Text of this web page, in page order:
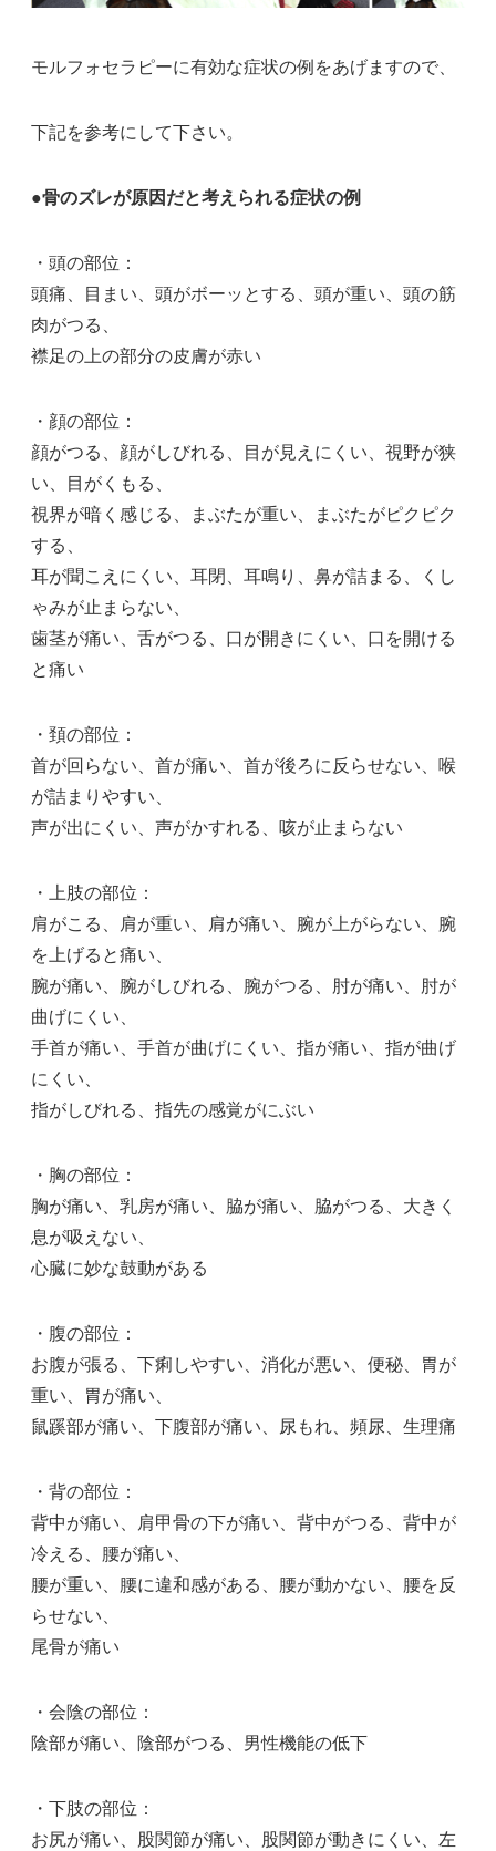
モルフォセラピーに有効な症状の例をあげますので、
下記を参考にして下さい。
●骨のズレが原因だと考えられる症状の例
・頭の部位：
頭痛、目まい、頭がボーッとする、頭が重い、頭の筋
肉がつる、
襟足の上の部分の皮膚が赤い
・顔の部位：
顔がつる、顔がしびれる、目が見えにくい、視野が狭
い、目がくもる、
視界が暗く感じる、まぶたが重い、まぶたがピクピク
する、
耳が聞こえにくい、耳閉、耳鳴り、鼻が詰まる、くし
ゃみが止まらない、
歯茎が痛い、舌がつる、口が開きにくい、口を開ける
と痛い
・頚の部位：
首が回らない、首が痛い、首が後ろに反らせない、喉
が詰まりやすい、
声が出にくい、声がかすれる、咳が止まらない
・上肢の部位：
肩がこる、肩が重い、肩が痛い、腕が上がらない、腕
を上げると痛い、
腕が痛い、腕がしびれる、腕がつる、肘が痛い、肘が
曲げにくい、
手首が痛い、手首が曲げにくい、指が痛い、指が曲げ
にくい、
指がしびれる、指先の感覚がにぶい
・胸の部位：
胸が痛い、乳房が痛い、脇が痛い、脇がつる、大きく
息が吸えない、
心臓に妙な鼓動がある
・腹の部位：
お腹が張る、下痢しやすい、消化が悪い、便秘、胃が
重い、胃が痛い、
鼠蹊部が痛い、下腹部が痛い、尿もれ、頻尿、生理痛
・背の部位：
背中が痛い、肩甲骨の下が痛い、背中がつる、背中が
冷える、腰が痛い、
腰が重い、腰に違和感がある、腰が動かない、腰を反
らせない、
尾骨が痛い
・会陰の部位：
陰部が痛い、陰部がつる、男性機能の低下
・下肢の部位：
お尻が痛い、股関節が痛い、股関節が動きにくい、左